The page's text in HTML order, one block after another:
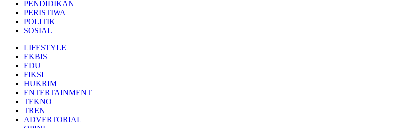
PENDIDIKAN
PERISTIWA
POLITIK
SOSIAL
LIFESTYLE
EKBIS
EDU
FIKSI
HUKRIM
ENTERTAINMENT
TEKNO
TREN
ADVERTORIAL